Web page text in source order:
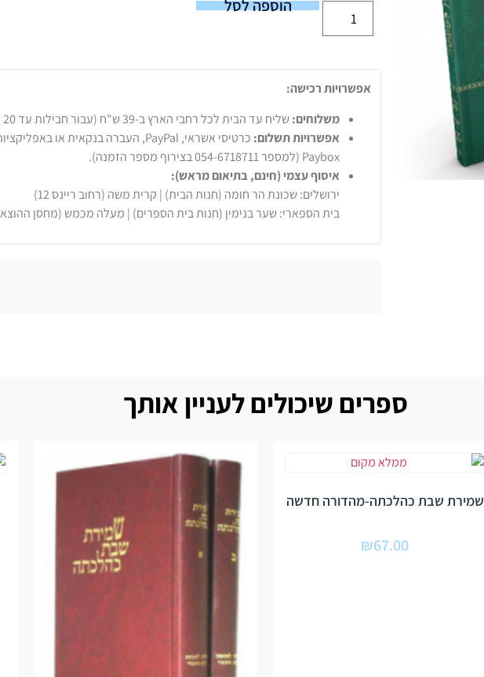
הוספה לסל
אפשרויות רכישה:
משלוחים:שליח עד הבית לכל רחבי הארץ ב-39 ש"ח (עבור חבילות עד 20 ק"ג).
אפשרויות תשלום:
Paybox (למספר 054-6718711 בצירוף מספר הזמנה).
איסוף עצמי (חינם, בתיאום מראש):
ירושלים: שכונת הר חומה (חנות הבית) | קרית משה (רחוב ריינס 12)
בית הספארי: שער בנימין (חנות בית הספרים) | מעלה מכמש (מחסן
ספרים שיכולים לעניין אותך
שמירת שבת כהלכתה-מהדורה חדשה
₪67.00